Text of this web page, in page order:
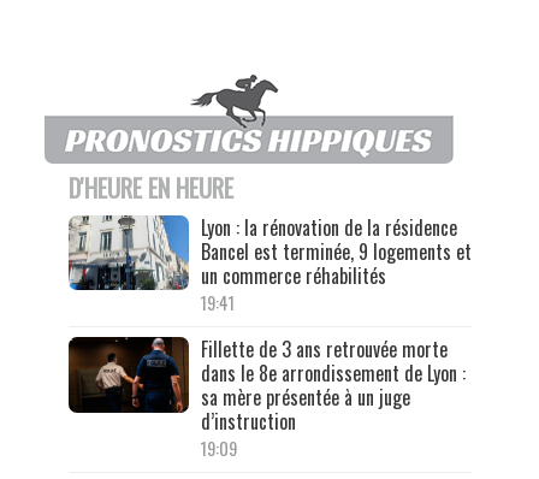
D'HEURE EN HEURE
Lyon : la rénovation de la résidence
Bancel est terminée, 9 logements et
un commerce réhabilités
19:41
Fillette de 3 ans retrouvée morte
dans le 8e arrondissement de Lyon :
sa mère présentée à un juge
d’instruction
19:09